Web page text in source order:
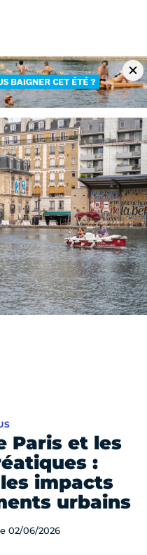
Paris et les
:
impacts
urbains
02/06/2026